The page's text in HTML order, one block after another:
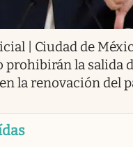
| Ciudad de
prohibirán la salida
la renovación del